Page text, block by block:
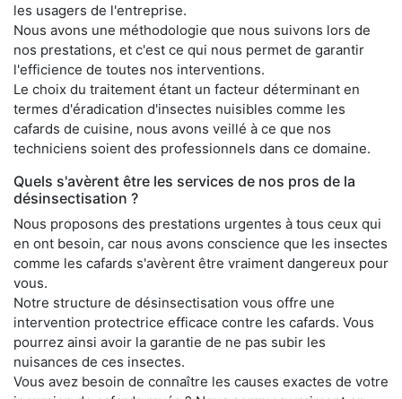
les usagers de l'entreprise.
Nous avons une méthodologie que nous suivons lors de
nos prestations, et c'est ce qui nous permet de garantir
l'efficience de toutes nos interventions.
Le choix du traitement étant un facteur déterminant en
termes d'éradication d'insectes nuisibles comme les
cafards de cuisine, nous avons veillé à ce que nos
techniciens soient des professionnels dans ce domaine.
Quels s'avèrent être les services de nos pros de la
désinsectisation ?
Nous proposons des prestations urgentes à tous ceux qui
en ont besoin, car nous avons conscience que les insectes
comme les cafards s'avèrent être vraiment dangereux pour
vous.
Notre structure de désinsectisation vous offre une
intervention protectrice efficace contre les cafards. Vous
pourrez ainsi avoir la garantie de ne pas subir les
nuisances de ces insectes.
Vous avez besoin de connaître les causes exactes de votre